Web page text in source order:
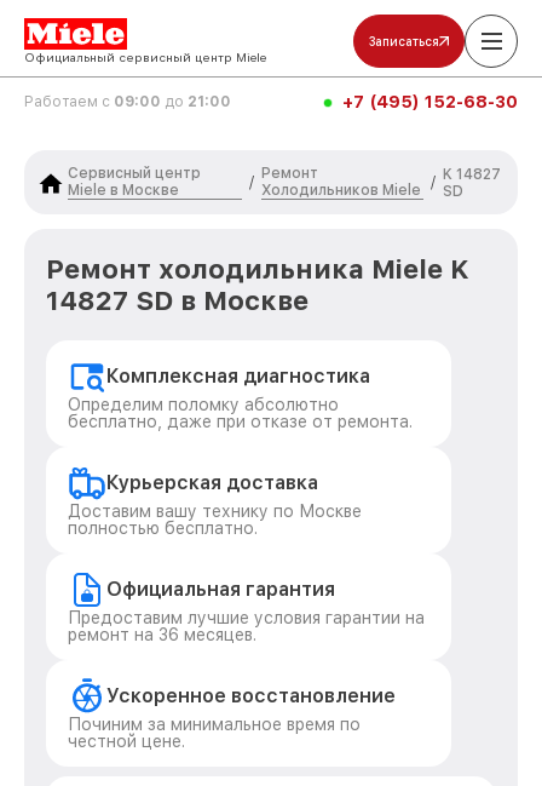
Официальный сервисный центр Miele
Записаться
Работаем с 09:00 до 21:00 +7 (495) 152-68-30
Сервисный центр
Miele в Москве
/
Ремонт
Холодильников Miele
/ K 14827
SD
Ремонт холодильника Miele K
14827 SD в Москве
Комплексная диагностика
Определим поломку абсолютно
бесплатно, даже при отказе от ремонта.
Курьерская доставка
Доставим вашу технику по Москве
полностью бесплатно.
Официальная гарантия
Предоставим лучшие условия гарантии на
ремонт на 36 месяцев.
Ускоренное восстановление
Починим за минимальное время по
честной цене.